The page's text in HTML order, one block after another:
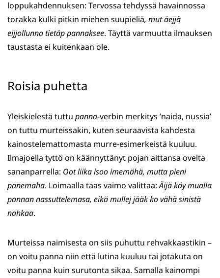
loppukahdennuksen: Tervossa tehdyssä havainnossa
torakka kulki pitkin miehen suupieliä, mut äejjä
eijjollunna tietäp pannaksee. Täyttä varmuutta ilmauksen
taustasta ei kuitenkaan ole.
Roisia puhetta
Yleiskielestä tuttu panna-verbin merkitys ’naida, nussia’
on tuttu murteissakin, kuten seuraavista kahdesta
kainostelemattomasta murre-esimerkeistä kuuluu.
Ilmajoella tyttö on käännyttänyt pojan aittansa ovelta
sananparrella: Oot liika isoo imemähä, mutta pieni
panemaha. Loimaalla taas vaimo valittaa:Äijä käy mualla
pannan nassuttelemasa, eikä mullej jääk ko vähä sinistä
nahkaa.
Murteissa naimisesta on siis puhuttu rehvakkaastikin –
on voitu panna niin että lutina kuuluu tai jotakuta on
voitu panna kuin surutonta sikaa. Samalla kainompi